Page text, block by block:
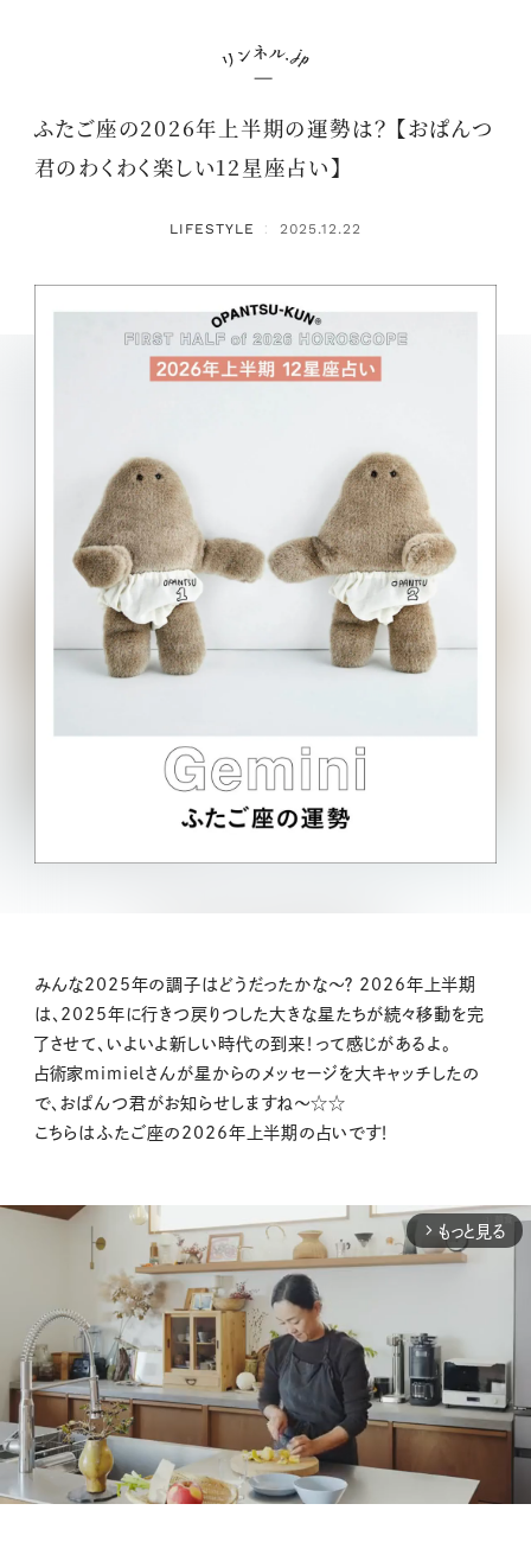
ふたご座の2026年上半期の運勢は？ 【おぱんつ
君のわくわく楽しい12星座占い】
LIFESTYLE ： 2025.12.22
みんな2025年の調子はどうだったかな〜？ 2026年上半期
は、2025年に行きつ戻りつした大きな星たちが続々移動を完
了させて、いよいよ新しい時代の到来！って感じがあるよ。
占術家mimielさんが星からのメッセージを大キャッチしたの
で、おぱんつ君がお知らせしますね〜☆☆
こちらはふたご座の2026年上半期の占いです！
arrow_forward_ios もっと見る